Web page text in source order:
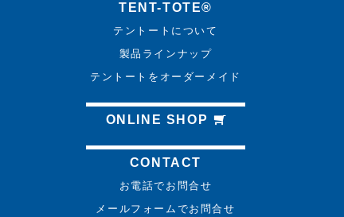
TENT-TOTE®
テントートについて
製品ラインナップ
テントートをオーダーメイド
ONLINE SHOP
CONTACT
お電話でお問合せ
メールフォームでお問合せ